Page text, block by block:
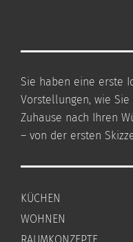
Sie haben eine erste
Vorstellungen, wie
Zuhause nach Ihren
– von der ersten
KÜCHEN
WOHNEN